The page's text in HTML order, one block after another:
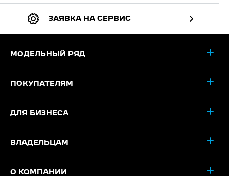
ЗАЯВКА НА СЕРВИС
МОДЕЛЬНЫЙ РЯД
ПОКУПАТЕЛЯМ
ДЛЯ БИЗНЕСА
ВЛАДЕЛЬЦАМ
О КОМПАНИИ